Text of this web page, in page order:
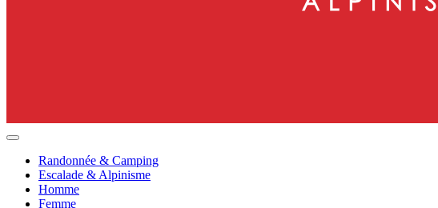
Randonnée & Camping
Escalade & Alpinisme
Homme
Femme